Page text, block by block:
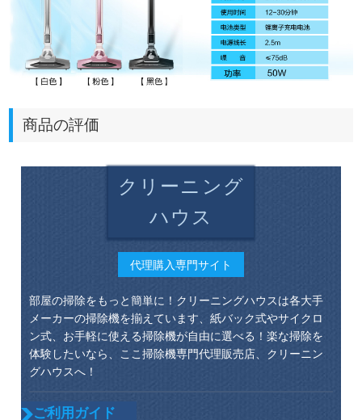
商品の評価
クリーニング
ハウス
代理購入専門サイト
部屋の掃除をもっと簡単に！クリーニングハウスは各大手
メーカーの掃除機を揃えています、紙バック式やサイクロ
ン式、お手軽に使える掃除機が自由に選べる！楽な掃除を
体験したいなら、ここ掃除機専門代理販売店、クリーニン
グハウスへ！
ご利用ガイド